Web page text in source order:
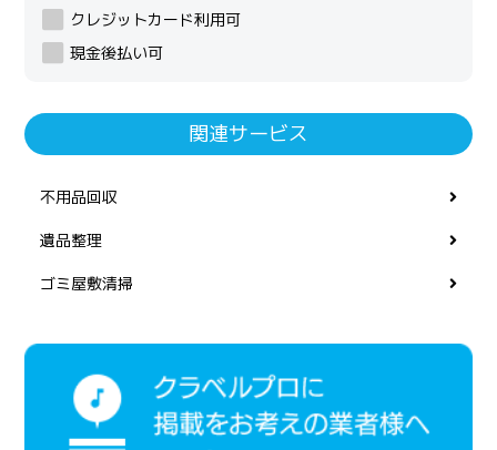
クレジットカード利用可
現金後払い可
関連サービス
不用品回収
遺品整理
ゴミ屋敷清掃